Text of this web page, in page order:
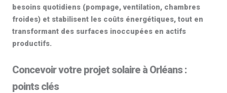
besoins quotidiens (pompage, ventilation, chambres
froides) et stabilisent les coûts énergétiques, tout en
transformant des surfaces inoccupées en actifs
productifs.
Concevoir votre projet solaire à Orléans :
points clés